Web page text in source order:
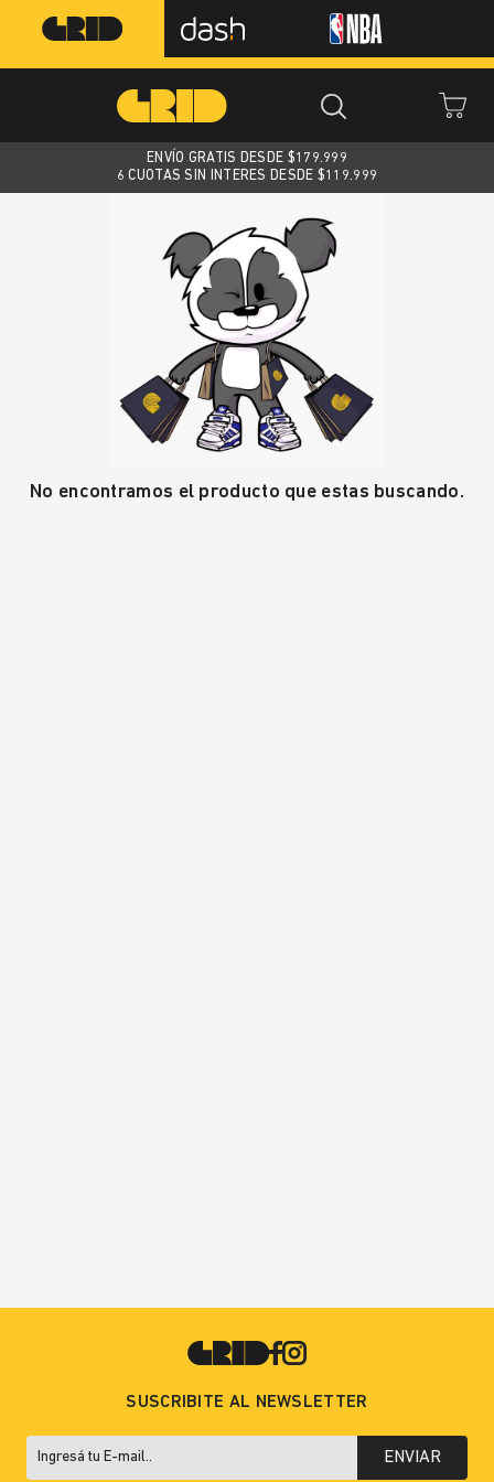
ENVÍO GRATIS DESDE $179.999
6 CUOTAS SIN INTERES DESDE $119.999
No encontramos el producto que estas buscando.
SUSCRIBITE AL NEWSLETTER
ENVIAR